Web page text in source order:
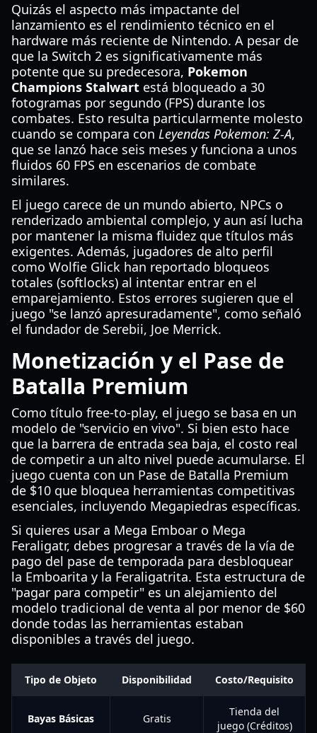
Quizás el aspecto más impactante del
lanzamiento es el rendimiento técnico en el
hardware más reciente de Nintendo. A pesar de
que la Switch 2 es significativamente más
potente que su predecesora, Pokemon
Champions Stalwart está bloqueado a 30
fotogramas por segundo (FPS) durante los
combates. Esto resulta particularmente molesto
cuando se compara con Leyendas Pokemon: Z-A,
que se lanzó hace seis meses y funciona a unos
fluidos 60 FPS en escenarios de combate
similares.
El juego carece de un mundo abierto, NPCs o
renderizado ambiental complejo, y aun así lucha
por mantener la misma fluidez que títulos más
exigentes. Además, jugadores de alto perfil
como Wolfie Glick han reportado bloqueos
totales (softlocks) al intentar entrar en el
emparejamiento. Estos errores sugieren que el
juego "se lanzó apresuradamente", como señaló
el fundador de Serebii, Joe Merrick.
Monetización y el Pase de
Batalla Premium
Como título free-to-play, el juego se basa en un
modelo de "servicio en vivo". Si bien esto hace
que la barrera de entrada sea baja, el costo real
de competir a un alto nivel puede acumularse. El
juego cuenta con un Pase de Batalla Premium
de $10 que bloquea herramientas competitivas
esenciales, incluyendo Megapiedras específicas.
Si quieres usar a Mega Emboar o Mega
Feraligatr, debes progresar a través de la vía de
pago del pase de temporada para desbloquear
la Emboarita y la Feraligatrita. Esta estructura de
"pagar para competir" es un alejamiento del
modelo tradicional de venta al por menor de $60
donde todas las herramientas estaban
disponibles a través del juego.
Tipo de Objeto Disponibilidad Costo/Requisito
Bayas Básicas Gratis
Tienda del
juego (Créditos)